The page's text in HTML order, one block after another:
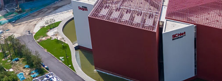
大国智造 大国展会 大国保险 云顶对话 云
CCTV.节目官网 直播 片库